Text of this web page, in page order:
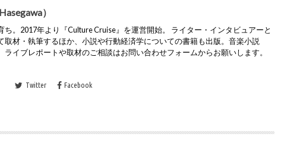
）
ち。2017年より『Culture Cruise』を運営開始。 ライター・インタビュアーと
取材・執筆するほか、小説や行動経済学についての書籍も出版。音楽小説
ライブレポートや取材のご相談はお問い合わせフォームからお願いします。
Twitter Facebook